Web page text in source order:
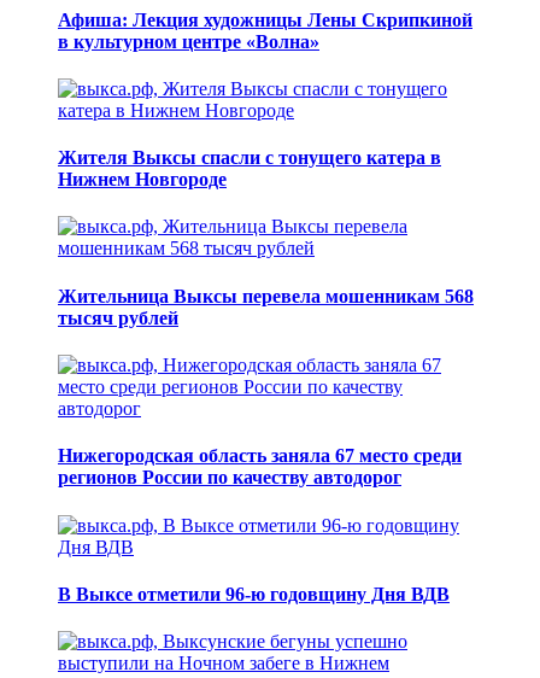
Афиша: Лекция художницы Лены Скрипкиной
в культурном центре «Волна»
Жителя Выксы спасли с тонущего катера в
Нижнем Новгороде
Жительница Выксы перевела мошенникам 568
тысяч рублей
Нижегородская область заняла 67 место среди
регионов России по качеству автодорог
В Выксе отметили 96-ю годовщину Дня ВДВ